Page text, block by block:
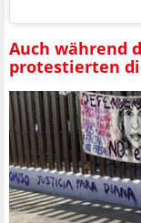
Auch während
protestierten